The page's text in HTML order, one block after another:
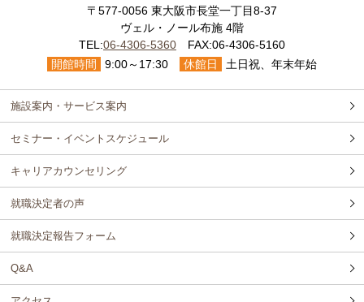
〒577-0056 東大阪市長堂一丁目8-37
ヴェル・ノール布施 4階
TEL:06-4306-5360FAX:06-4306-5160
開館時間
9:00～17:30 休館日 土日祝、年末年始
施設案内・サービス案内
セミナー・イベントスケジュール
キャリアカウンセリング
就職決定者の声
就職決定報告フォーム
Q&A